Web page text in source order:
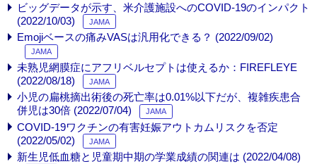
ビッグデータが示す、米介護施設へのCOVID-19のインパクト
(2022/10/03)
JAMA
Emojiベースの痛みVASは汎用化できる？ (2022/09/02)
JAMA
未熟児網膜症にアフリベルセプトは使えるか：FIREFLEYE
(2022/08/18)
JAMA
小児の扁桃摘出術後の死亡率は0.01%以下だが、複雑疾患合
併児は30倍 (2022/07/04)
JAMA
COVID-19ワクチンの有害妊娠アウトカムリスクを否定
(2022/05/02)
JAMA
新生児低血糖と児童期中期の学業成績の関連は (2022/04/08)